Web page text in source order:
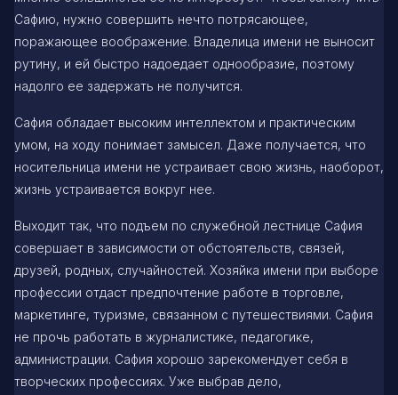
Сафию, нужно совершить нечто потрясающее,
поражающее воображение. Владелица имени не выносит
рутину, и ей быстро надоедает однообразие, поэтому
надолго ее задержать не получится.
Сафия обладает высоким интеллектом и практическим
умом, на ходу понимает замысел. Даже получается, что
носительница имени не устраивает свою жизнь, наоборот,
жизнь устраивается вокруг нее.
Выходит так, что подъем по служебной лестнице Сафия
совершает в зависимости от обстоятельств, связей,
друзей, родных, случайностей. Хозяйка имени при выборе
профессии отдаст предпочтение работе в торговле,
маркетинге, туризме, связанном с путешествиями. Сафия
не прочь работать в журналистике, педагогике,
администрации. Сафия хорошо зарекомендует себя в
творческих профессиях. Уже выбрав дело,